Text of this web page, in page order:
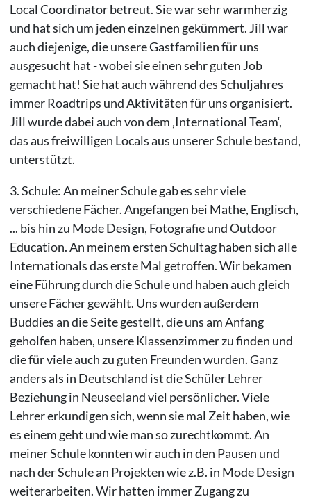
Local Coordinator betreut. Sie war sehr warmherzig
und hat sich um jeden einzelnen gekümmert. Jill war
auch diejenige, die unsere Gastfamilien für uns
ausgesucht hat - wobei sie einen sehr guten Job
gemacht hat! Sie hat auch während des Schuljahres
immer Roadtrips und Aktivitäten für uns organisiert.
Jill wurde dabei auch von dem ‚International Team‘,
das aus freiwilligen Locals aus unserer Schule bestand,
unterstützt.
3. Schule: An meiner Schule gab es sehr viele
verschiedene Fächer. Angefangen bei Mathe, Englisch,
... bis hin zu Mode Design, Fotografie und Outdoor
Education. An meinem ersten Schultag haben sich alle
Internationals das erste Mal getroffen. Wir bekamen
eine Führung durch die Schule und haben auch gleich
unsere Fächer gewählt. Uns wurden außerdem
Buddies an die Seite gestellt, die uns am Anfang
geholfen haben, unsere Klassenzimmer zu finden und
die für viele auch zu guten Freunden wurden. Ganz
anders als in Deutschland ist die Schüler Lehrer
Beziehung in Neuseeland viel persönlicher. Viele
Lehrer erkundigen sich, wenn sie mal Zeit haben, wie
es einem geht und wie man so zurechtkommt. An
meiner Schule konnten wir auch in den Pausen und
nach der Schule an Projekten wie z.B. in Mode Design
weiterarbeiten. Wir hatten immer Zugang zu